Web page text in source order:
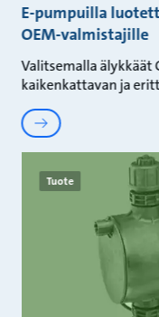
E-pumpuilla
OEM-valmistajille
Valitsemalla
kaikenkattavan ja
Tuote